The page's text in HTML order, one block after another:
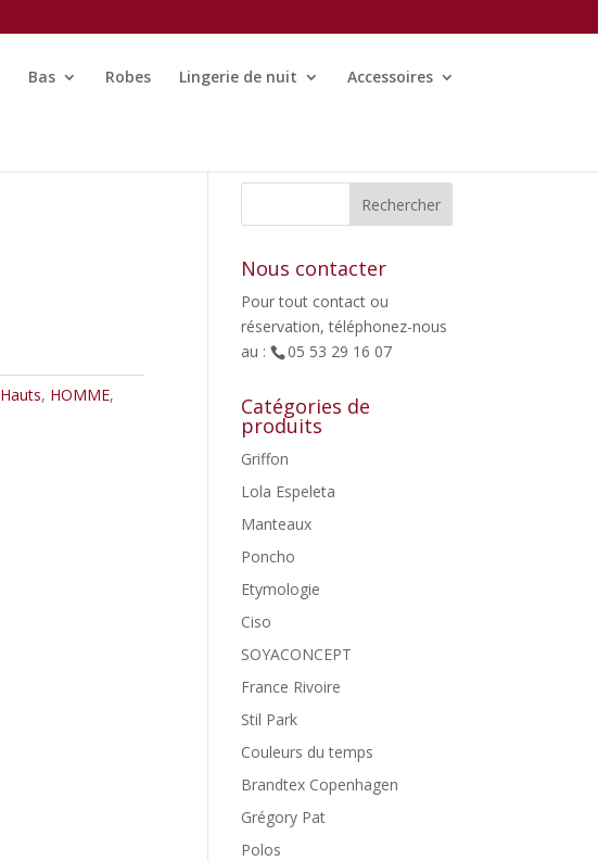
Bas Robes Lingerie de nuit Accessoires
Hauts, HOMME,
Nous contacter
Pour tout contact ou
réservation, téléphonez-nous
au :
05 53 29 16 07
Catégories de
produits
Griffon
Lola Espeleta
Manteaux
Poncho
Etymologie
Ciso
SOYACONCEPT
France Rivoire
Stil Park
Couleurs du temps
Brandtex Copenhagen
Grégory Pat
Polos